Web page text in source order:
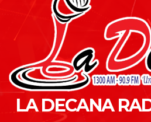
LA DECANA